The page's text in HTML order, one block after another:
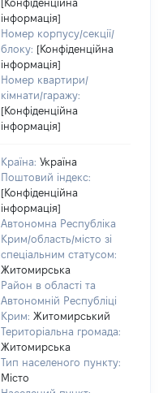
[Конфіденційна
інформація]
Номер корпусу/секції/
блоку: [Конфіденційна
інформація]
Номер квартири/
кімнати/гаражу:
[Конфіденційна
інформація]
Країна: Україна
Поштовий індекс:
[Конфіденційна
інформація]
Автономна Республіка
Крим/область/місто зі
спеціальним статусом:
Житомирська
Район в області та
Автономній Республіці
Крим: Житомирський
Територіальна громада:
Житомирська
Тип населеного пункту:
Місто